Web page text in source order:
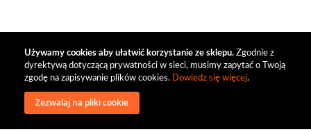
Używamy cookies aby ułatwić korzystanie ze sklepu. Zgodnie z
dyrektywą dotyczącą prywatności w sieci, musimy zapytać o Twoją
zgodę na zapisywanie plików cookies. Dowiedz się więcej.
Zezwalaj na pliki cookie